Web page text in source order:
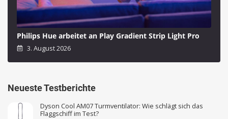
Philips Hue arbeitet an Play Gradient Strip Light Pro
3. August 2026
Neueste Testberichte
Dyson Cool AM07 Turmventilator: Wie schlägt sich das
Flaggschiff im Test?